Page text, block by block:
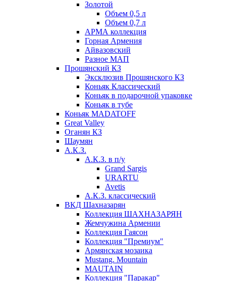
Золотой
Объем 0,5 л
Объем 0,7 л
АРМА коллекция
Горная Армения
Айвазовский
Разное МАП
Прошянский КЗ
Эксклюзив Прошянского КЗ
Коньяк Классический
Коньяк в подарочной упаковке
Коньяк в тубе
Коньяк MADATOFF
Great Valley
Оганян КЗ
Шаумян
А.К.З.
А.К.З. в п/у
Grand Sargis
URARTU
Avetis
А.К.З. классический
ВКД Шахназарян
Коллекция ШАХНАЗАРЯН
Жемчужина Армении
Коллекция Гаясон
Коллекция "Премиум"
Армянская мозаика
Mustang. Mountain
MAUTAIN
Коллекция "Паракар"